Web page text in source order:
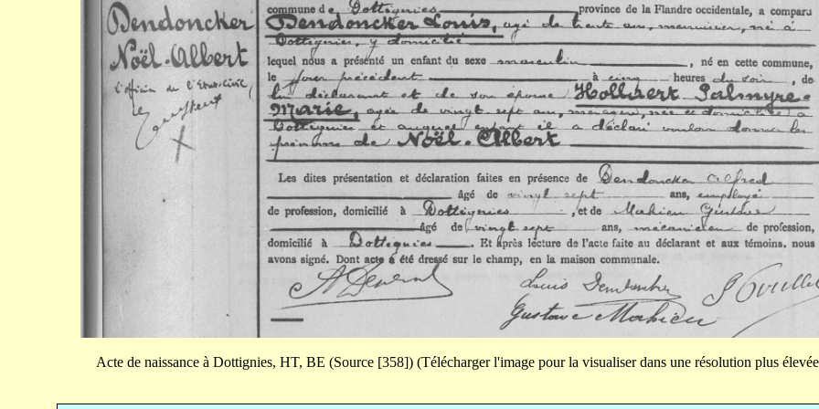
Acte de naissance à Dottignies, HT, BE (Source [358]) (Télécharger l'image pour la visualiser dans une résolution plus